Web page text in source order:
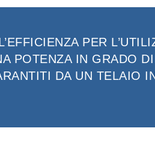
PER
POTENZA IN GRADO
DA UN TELAIO